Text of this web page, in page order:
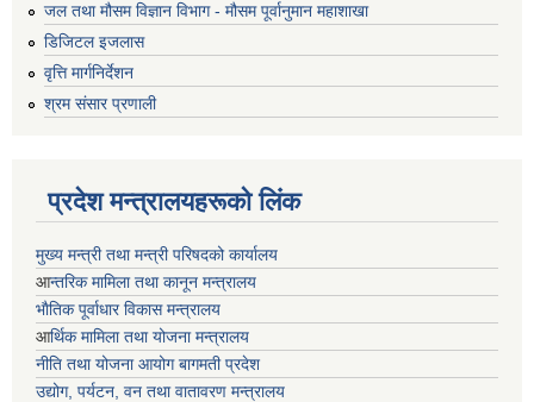
जल तथा मौसम विज्ञान विभाग - मौसम पूर्वानुमान महाशाखा
डिजिटल इजलास
वृत्ति मार्गनिर्देशन
श्रम संसार प्रणाली
प्रदेश मन्त्रालयहरूको लिंक
मुख्य मन्त्री तथा मन्त्री परिषदको कार्यालय
आन्तरिक मामिला तथा कानून मन्त्रालय
भाैतिक पूर्वाधार विकास मन्त्रालय
आर्थिक मामिला तथा योजना मन्त्रालय
नीति तथा योजना आयोग बागमती प्रदेश
उद्योग, पर्यटन, वन तथा वातावरण मन्त्रालय